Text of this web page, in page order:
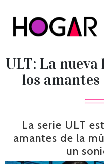
ULT: La nueva
los
La serie ULT
amantes de la
un